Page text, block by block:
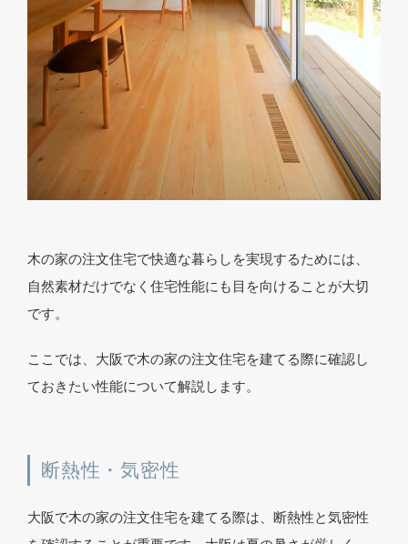
木の家の注文住宅で快適な暮らしを実現するためには、
自然素材だけでなく住宅性能にも目を向けることが大切
です。
ここでは、大阪で木の家の注文住宅を建てる際に確認し
ておきたい性能について解説します。
断熱性・気密性
大阪で木の家の注文住宅を建てる際は、断熱性と気密性